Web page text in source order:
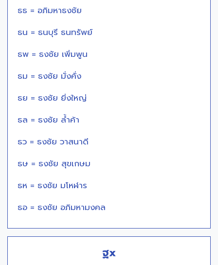
ธธ = อภิมหาธงชัย
ธน = ธนบุรี ธนทรัพย์
ธพ = ธงชัย เพิ่มพูน
ธม = ธงชัย มั่งคั่ง
ธย = ธงชัย ยิ่งใหญ่
ธล = ธงชัย ล้ำค้า
ธว = ธงชัย วาสนาดี
ธษ = ธงชัย สุขเกษม
ธห = ธงชัย มโหฬาร
ธอ = ธงชัย อภิมหามงคล
ฐx